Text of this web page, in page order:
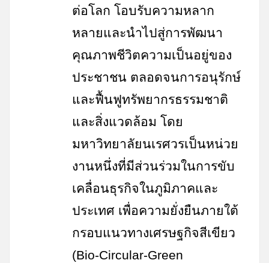
ต่อโลก โอบรับความหลาก
หลายและนำไปสู่การพัฒนา
คุณภาพชีวิตความเป็นอยู่ของ
ประชาชน ตลอดจนการอนุรักษ์
และฟื้นฟูทรัพยากรธรรมชาติ
และสิ่งแวดล้อม โดย
มหาวิทยาลัยนเรศวรเป็นหน่วย
งานหนึ่งที่มีส่วนร่วมในการขับ
เคลื่อนธุรกิจในภูมิภาคและ
ประเทศ เพื่อความยั่งยืนภายใต้
กรอบแนวทางเศรษฐกิจสีเขียว
(Bio-Circular-Green